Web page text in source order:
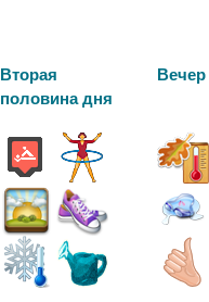
Вторая
половина дня
Вечер